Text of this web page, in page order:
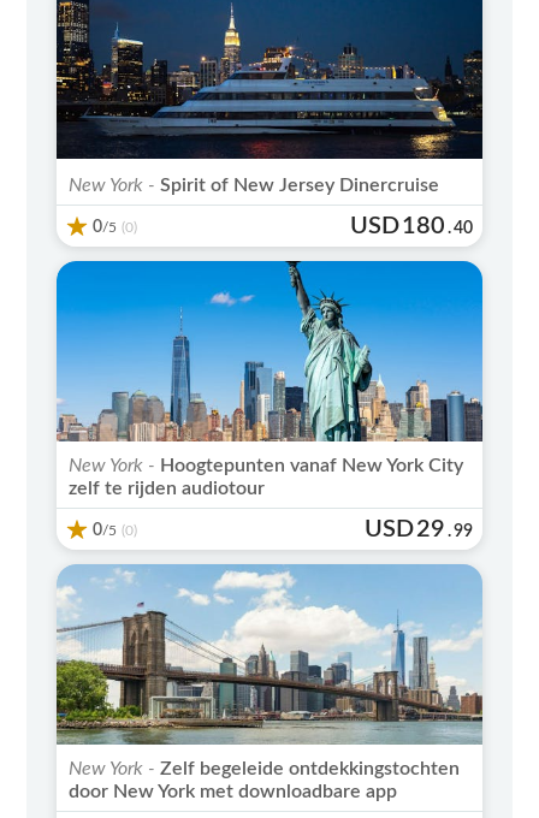
New York - Spirit of New Jersey Dinercruise
0/5 (0) USD180 .40
New York - Hoogtepunten vanaf New York City
zelf te rijden audiotour
0/5 (0) USD29 .99
New York - Zelf begeleide ontdekkingstochten
door New York met downloadbare app